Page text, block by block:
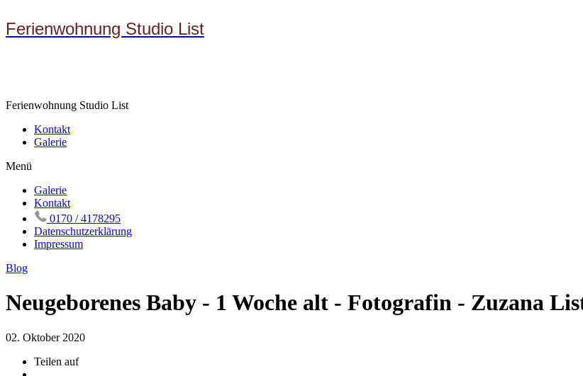
Ferienwohnung Studio List
Ferienwohnung Studio List
Kontakt
Galerie
Menü
Galerie
Kontakt
0170 / 4178295
Datenschutzerklärung
Impressum
Blog
Neugeborenes Baby - 1 Woche alt - Fotografin - Zuzana
02. Oktober 2020
Teilen auf